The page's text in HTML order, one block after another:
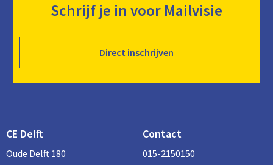
Schrijf je in voor Mailvisie
Direct inschrijven
CE Delft
Oude Delft 180
Contact
015-2150150